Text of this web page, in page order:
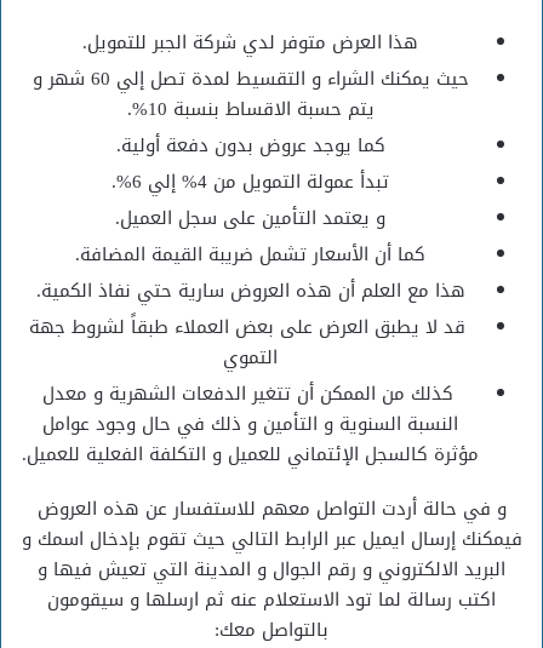
هذا العرض متوفر لدي شركة الجبر للتمويل.
حيث يمكنك الشراء و التقسيط لمدة تصل إلي 60 شهر و
يتم حسبة الاقساط بنسبة 10%.
كما يوجد عروض بدون دفعة أولية.
تبدأ عمولة التمويل من 4% إلي 6%.
و يعتمد التأمين على سجل العميل.
كما أن الأسعار تشمل ضريبة القيمة المضافة.
هذا مع العلم أن هذه العروض سارية حتي نفاذ الكمية.
قد لا يطبق العرض على بعض العملاء طبقاً لشروط جهة
التموي
كذلك من الممكن أن تتغير الدفعات الشهرية و معدل
النسبة السنوية و التأمين و ذلك في حال وجود عوامل
مؤثرة كالسجل الإئتماني للعميل و التكلفة الفعلية للعميل.
و في حالة أردت التواصل معهم للاستفسار عن هذه العروض
فيمكنك إرسال ايميل عبر الرابط التالي حيث تقوم بإدخال اسمك و
البريد الالكتروني و رقم الجوال و المدينة التي تعيش فيها و
اكتب رسالة لما تود الاستعلام عنه ثم ارسلها و سيقومون
بالتواصل معك: